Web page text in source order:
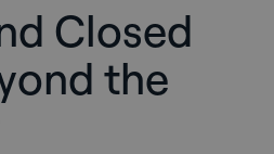
Closed
the